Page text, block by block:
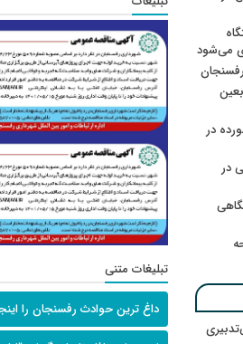
می‌شود
در
در
تبلیغات متنی
داغ ترین حوادث رفسنجان را